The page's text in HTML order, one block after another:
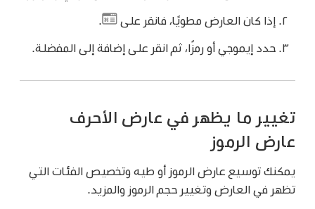
إذا كان العارض مطويًا، فانقر على
حدد إيموجي أو رمزًا، ثم انقر على إضافة إلى المفضلة.
تغيير ما يظهر في عارض الأحرف
عارض الرموز
يمكنك توسيع عارض الرموز أو طيه وتخصيص الفئات التي
تظهر في العارض وتغيير حجم الرموز والمزيد.